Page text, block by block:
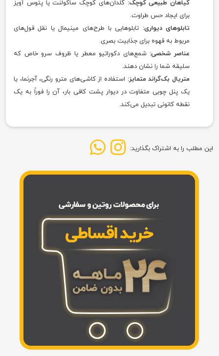
گیاهان طبیعی کوچک: گلدان‌های کوچک ساکولنت یا پتوس آویز
برای ایجاد حس طراوت.
تابلوهای دیواری: تابلوهایی با طرح‌های مینیمال یا نقل قول‌های
مربوط به قهوه برای جذابیت بصری.
عناصر شخصی: شمع‌های دکوراتیو معطر یا ظروف سرو خاص که
سلیقه شما را نشان دهند.
متریال بک‌گراند متمایز: استفاده از کاشی‌های مترو رنگی، آجرنما، یا
یک پنل چوبی متفاوت در دیوار پشت کافی بار، آن را فوراً به یک
نقطه کانونی تبدیل می‌کند.
این مطلب را به اشتراک بگذارید: